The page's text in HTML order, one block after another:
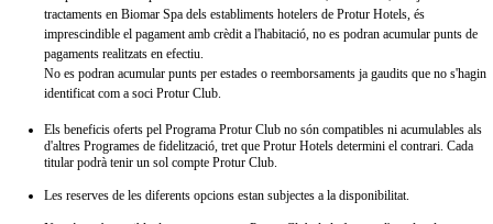
tractaments en Biomar Spa dels establiments hotelers de Protur Hotels, és
imprescindible el pagament amb crèdit a l'habitació, no es podran acumular punts de
pagaments realitzats en efectiu.
No es podran acumular punts per estades o reemborsaments ja gaudits que no s'hagin
identificat com a soci Protur Club.
Els beneficis oferts pel Programa Protur Club no són compatibles ni acumulables als
d'altres Programes de fidelització, tret que Protur Hotels determini el contrari. Cada
titular podrà tenir un sol compte Protur Club.
Les reserves de les diferents opcions estan subjectes a la disponibilitat.